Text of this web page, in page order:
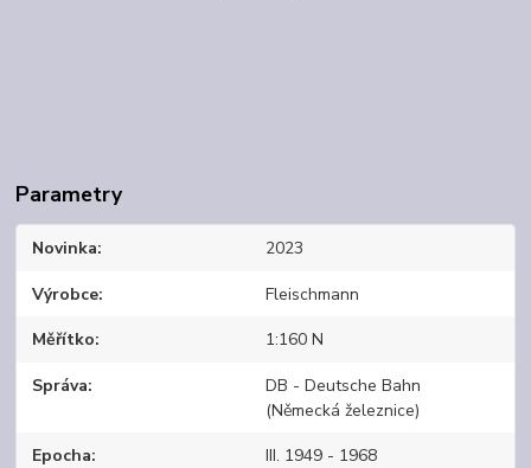
Parametry
Novinka 2023
Výrobce Fleischmann
Měřítko 1:160 N
Správa
DB - Deutsche Bahn
(Německá železnice)
Epocha III. 1949 - 1968